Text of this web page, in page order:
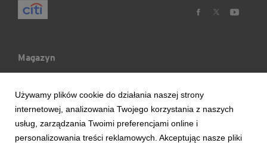
Magazyn
Mój Blog
Ludzie & Wydarzenia
Używamy plików cookie do działania naszej strony
internetowej, analizowania Twojego korzystania z naszych
usług, zarządzania Twoimi preferencjami online i
personalizowania treści reklamowych. Akceptując nasze pliki